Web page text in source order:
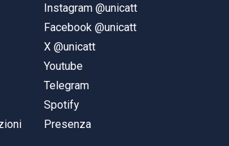
Instagram @unicatt
Facebook @unicatt
X @unicatt
Youtube
Telegram
Spotify
Presenza